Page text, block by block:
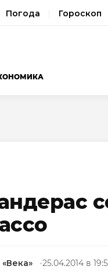
Погода Гороскоп
25.04.2014 в